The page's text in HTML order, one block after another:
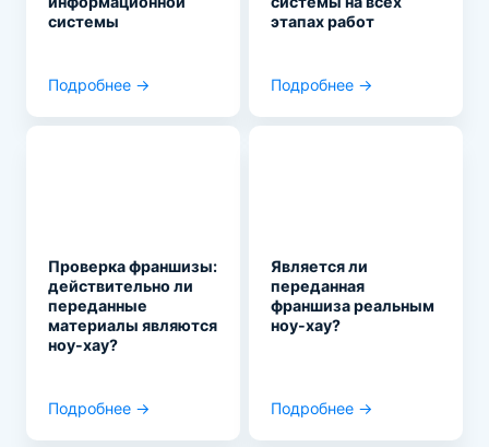
системы
Подробнее →
этапах работ
Подробнее →
Проверка франшизы:
действительно ли
переданные
материалы являются
ноу-хау?
Подробнее →
Является ли
переданная
франшиза реальным
ноу-хау?
Подробнее →